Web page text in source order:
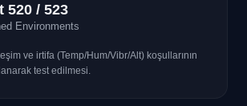
520 / 523
Environments
ve irtifa (Temp/Hum/Vibr/Alt) koşullarının
test edilmesi.